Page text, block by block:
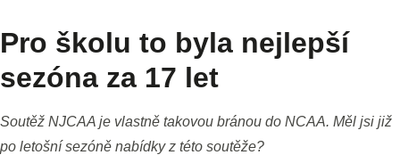
Pro školu to byla nejlepší
sezóna za 17 let
Soutěž NJCAA je vlastně takovou bránou do NCAA. Měl jsi již
po letošní sezóně nabídky z této soutěže?